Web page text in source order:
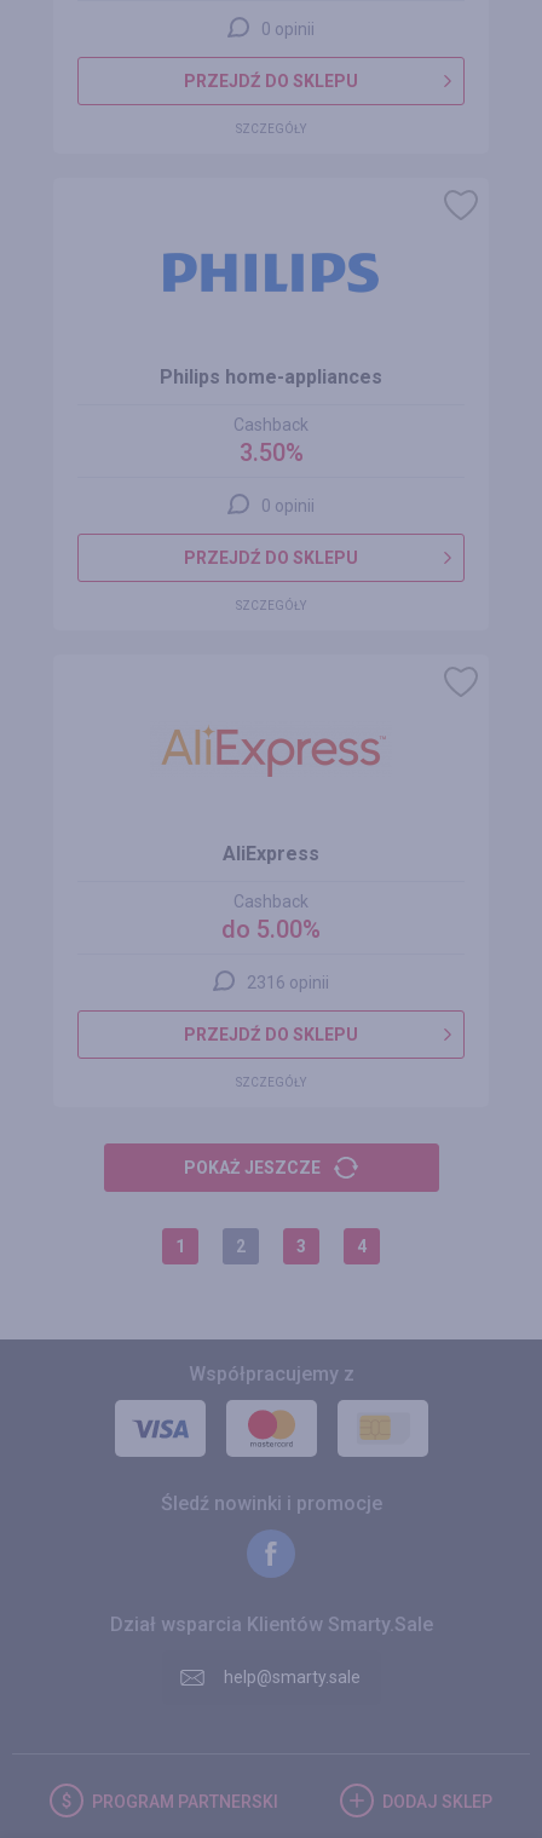
0 opinii
PRZEJDŹ DO SKLEPU
SZCZEGÓŁY
Philips home-appliances
Cashback
3.50%
0 opinii
PRZEJDŹ DO SKLEPU
SZCZEGÓŁY
AliExpress
Cashback
do 5.00%
2316 opinii
PRZEJDŹ DO SKLEPU
SZCZEGÓŁY
POKAŻ JESZCZE
1 2 3 4
Współpracujemy z
Śledź nowinki i promocje
Dział wsparcia Klientów Smarty.Sale
help@smarty.sale
PROGRAM PARTNERSKI DODAJ SKLEP